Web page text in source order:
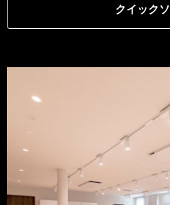
クイック